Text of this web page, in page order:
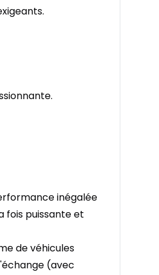
inégalée
fois puissante et
de véhicules
(avec